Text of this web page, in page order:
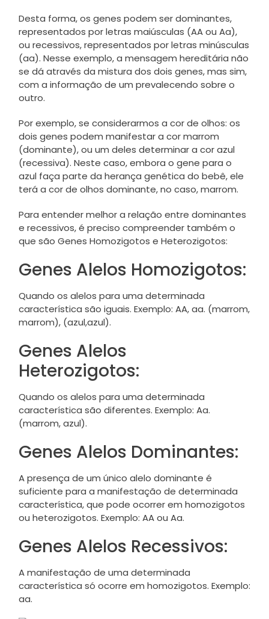
Desta forma, os genes podem ser dominantes,
representados por letras maiúsculas (AA ou Aa),
ou recessivos, representados por letras minúsculas
(aa). Nesse exemplo, a mensagem hereditária não
se dá através da mistura dos dois genes, mas sim,
com a informação de um prevalecendo sobre o
outro.
Por exemplo, se considerarmos a cor de olhos: os
dois genes podem manifestar a cor marrom
(dominante), ou um deles determinar a cor azul
(recessiva). Neste caso, embora o gene para o
azul faça parte da herança genética do bebê, ele
terá a cor de olhos dominante, no caso, marrom.
Para entender melhor a relação entre dominantes
e recessivos, é preciso compreender também o
que são Genes Homozigotos e Heterozigotos:
Genes Alelos Homozigotos:
Quando os alelos para uma determinada
característica são iguais. Exemplo: AA, aa. (marrom,
marrom), (azul,azul).
Genes Alelos
Heterozigotos:
Quando os alelos para uma determinada
característica são diferentes. Exemplo: Aa.
(marrom, azul).
Genes Alelos Dominantes:
A presença de um único alelo dominante é
suficiente para a manifestação de determinada
característica, que pode ocorrer em homozigotos
ou heterozigotos. Exemplo: AA ou Aa.
Genes Alelos Recessivos:
A manifestação de uma determinada
característica só ocorre em homozigotos. Exemplo:
aa.